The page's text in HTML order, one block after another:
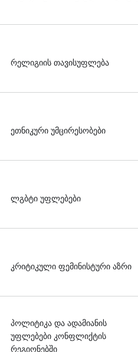
რელიგიის თავისუფლება
ეთნიკური უმცირესობები
ლგბტი უფლებები
კრიტიკული ფემინისტური აზრი
პოლიტიკა და ადამიანის
უფლებები კონფლიქტის
რეგიონებში